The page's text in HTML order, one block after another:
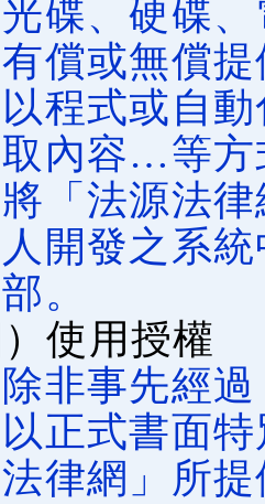
光碟、硬碟
有償或無償
以程式或自
取內容…等方
將「法源法
人開發之系
部。
）使用授權
除非事先經
以正式書面
法律網」所